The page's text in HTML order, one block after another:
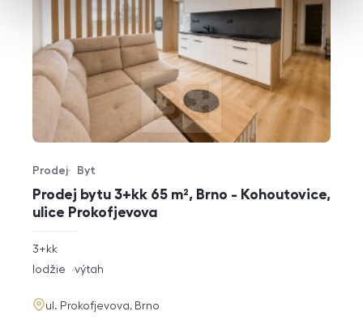
Prodej bytu 3+kk 65 m², Brno - Kohoutovice,
ulice Prokofjevova
Typ nabídky
Prodej
Typ nemovitosti
Byt
rozměry
dispozice
3+kk
funkce
lodžie výtah
adresa
ul. Prokofjevova, Brno